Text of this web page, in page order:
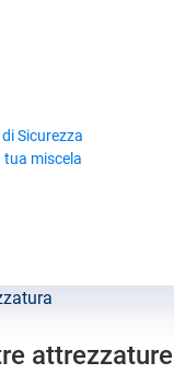
Sicurezza
tua miscela
attrezzature